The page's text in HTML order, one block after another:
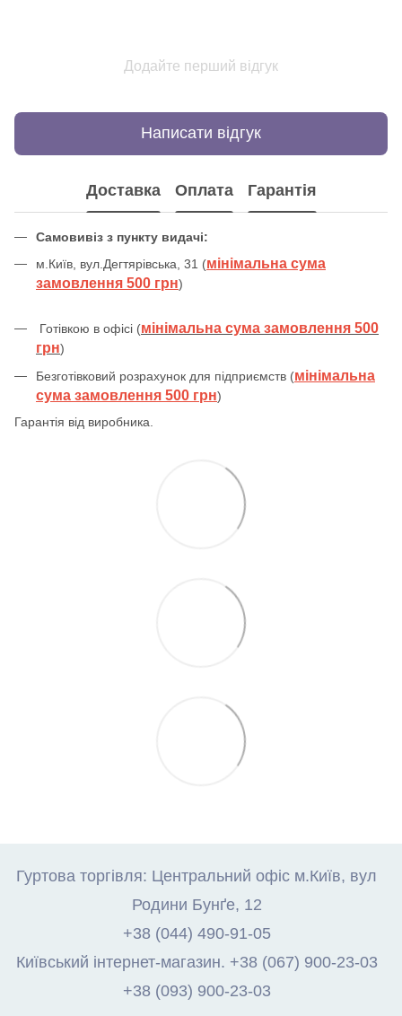
Додайте перший відгук
Написати відгук
Доставка Оплата Гарантія
Самовивіз з пункту видачі:
м.Київ, вул.Дегтярівська, 31 (мінімальна сума
замовлення 500 грн)
Готівкою в офісі (мінімальна сума замовлення 500
грн)
Безготівковий розрахунок для підприємств (мінімальна
сума замовлення 500 грн)
Гарантія від виробника.
Гуртова торгівля: Центральний офіс м.Київ, вул
Родини Бунґе, 12
+38 (044) 490-91-05
Київський інтернет-магазин. +38 (067) 900-23-03
+38 (093) 900-23-03